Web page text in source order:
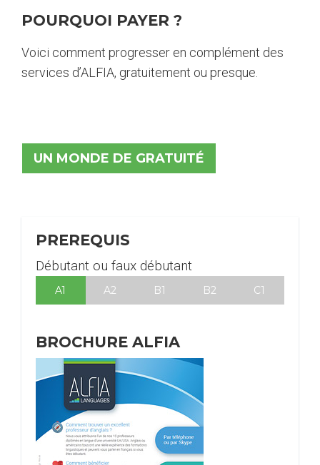
POURQUOI PAYER ?
Voici comment progresser en complément des
services d’ALFIA, gratuitement ou presque.
UN MONDE DE GRATUITÉ
PREREQUIS
Débutant ou faux débutant
A1 A2 B1 B2 C1
BROCHURE ALFIA